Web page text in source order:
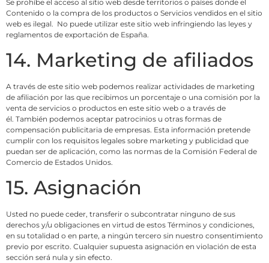
Se prohíbe el acceso al sitio web desde territorios o países donde el
Contenido o la compra de los productos o Servicios vendidos en el sitio
web es ilegal. No puede utilizar este sitio web infringiendo las leyes y
reglamentos de exportación de España.
14. Marketing de afiliados
A través de este sitio web podemos realizar actividades de marketing
de afiliación por las que recibimos un porcentaje o una comisión por la
venta de servicios o productos en este sitio web o a través de
él. También podemos aceptar patrocinios u otras formas de
compensación publicitaria de empresas. Esta información pretende
cumplir con los requisitos legales sobre marketing y publicidad que
puedan ser de aplicación, como las normas de la Comisión Federal de
Comercio de Estados Unidos.
15. Asignación
Usted no puede ceder, transferir o subcontratar ninguno de sus
derechos y/u obligaciones en virtud de estos Términos y condiciones,
en su totalidad o en parte, a ningún tercero sin nuestro consentimiento
previo por escrito. Cualquier supuesta asignación en violación de esta
sección será nula y sin efecto.